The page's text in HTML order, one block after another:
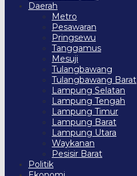
Daerah
Metro
Pesawaran
Pringsewu
Tanggamus
Mesuji
Tulangbawang
Tulangbawang Barat
Lampung Selatan
Lampung Tengah
Lampung Timur
Lampung Barat
Lampung Utara
Waykanan
Pesisir Barat
Politik